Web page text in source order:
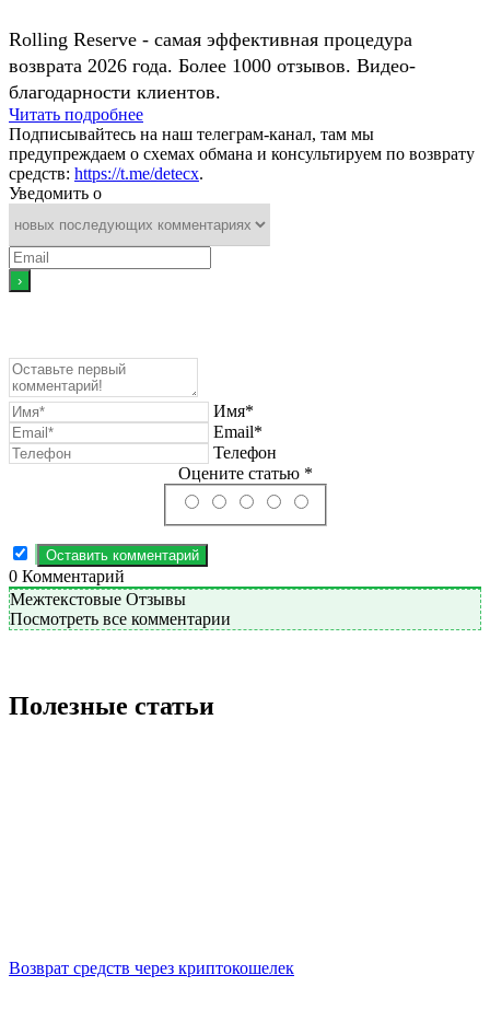
Rolling Reserve - самая эффективная процедура
возврата 2026 года. Более 1000 отзывов. Видео-
благодарности клиентов.
Читать подробнее
Подписывайтесь на наш телеграм-канал, там мы
предупреждаем о схемах обмана и консультируем по возврату
средств: https://t.me/detecx.
Уведомить о
Имя*
Email*
Телефон
Оцените статью *
0 Комментарий
Межтекстовые Отзывы
Посмотреть все комментарии
Полезные статьи
Возврат средств через криптокошелек